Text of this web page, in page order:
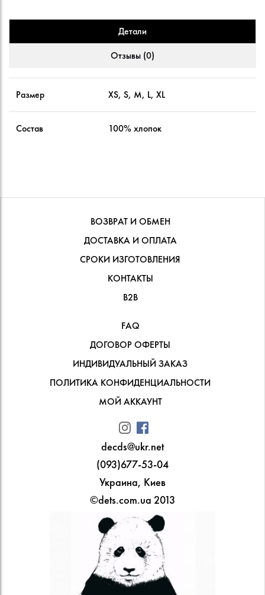
Детали
Отзывы (0)
Размер XS, S, M, L, XL
Состав 100% хлопок
ВОЗВРАТ И ОБМЕН
ДОСТАВКА И ОПЛАТА
СРОКИ ИЗГОТОВЛЕНИЯ
КОНТАКТЫ
В2В
FAQ
ДОГОВОР ОФЕРТЫ
ИНДИВИДУАЛЬНЫЙ ЗАКАЗ
ПОЛИТИКА КОНФИДЕНЦИАЛЬНОСТИ
МОЙ АККАУНТ
decds@ukr.net
(093)677-53-04
Украина, Киев
©dets.com.ua 2013